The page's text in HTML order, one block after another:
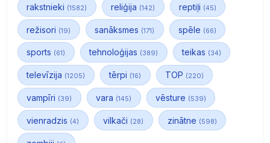
rakstnieki (1582) reliģija (142) reptiļi (45)
režisori (19) sanāksmes (171) spēle (66)
sports (61) tehnoloģijas (389) teikas (34)
televīzija (1205) tērpi (16) TOP (220)
vampīri (39) vara (145) vēsture (539)
vienradzis (4) vilkači (28) zinātne (598)